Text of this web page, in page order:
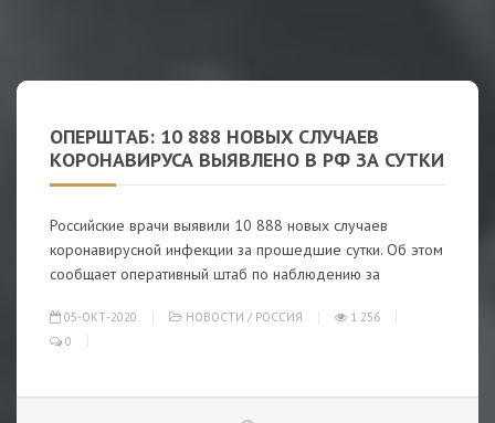
ОПЕРШТАБ: 10 888 НОВЫХ СЛУЧАЕВ
КОРОНАВИРУСА ВЫЯВЛЕНО В РФ ЗА СУТКИ
Российские врачи выявили 10 888 новых случаев
коронавирусной инфекции за прошедшие сутки. Об этом
сообщает оперативный штаб по наблюдению за
05-ОКТ-2020 НОВОСТИ / РОССИЯ
1 256
0